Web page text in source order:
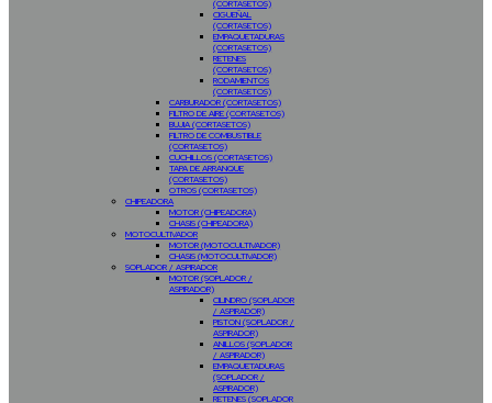
(CORTASETOS)
CIGUEÑAL
(CORTASETOS)
EMPAQUETADURAS
(CORTASETOS)
RETENES
(CORTASETOS)
RODAMIENTOS
(CORTASETOS)
CARBURADOR (CORTASETOS)
FILTRO DE AIRE (CORTASETOS)
BUJIA (CORTASETOS)
FILTRO DE COMBUSTIBLE
(CORTASETOS)
CUCHILLOS (CORTASETOS)
TAPA DE ARRANQUE
(CORTASETOS)
OTROS (CORTASETOS)
CHIPEADORA
MOTOR (CHIPEADORA)
CHASIS (CHIPEADORA)
MOTOCULTIVADOR
MOTOR (MOTOCULTIVADOR)
CHASIS (MOTOCULTIVADOR)
SOPLADOR / ASPIRADOR
MOTOR (SOPLADOR /
ASPIRADOR)
CILINDRO (SOPLADOR
/ ASPIRADOR)
PISTON (SOPLADOR /
ASPIRADOR)
ANILLOS (SOPLADOR
/ ASPIRADOR)
EMPAQUETADURAS
(SOPLADOR /
ASPIRADOR)
RETENES (SOPLADOR